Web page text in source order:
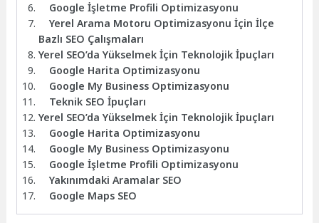
Google İşletme Profili Optimizasyonu
Yerel Arama Motoru Optimizasyonu İçin İlçe
Bazlı SEO Çalışmaları
Yerel SEO’da Yükselmek İçin Teknolojik İpuçları
Google Harita Optimizasyonu
Google My Business Optimizasyonu
Teknik SEO İpuçları
Yerel SEO’da Yükselmek İçin Teknolojik İpuçları
Google Harita Optimizasyonu
Google My Business Optimizasyonu
Google İşletme Profili Optimizasyonu
Yakınımdaki Aramalar SEO
Google Maps SEO